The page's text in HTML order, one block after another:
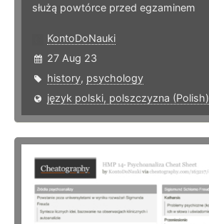
służą powtórce przed egzaminem
KontoDoNauki
27 Aug 23
history, psychology
język polski, polszczyzna (Polish)